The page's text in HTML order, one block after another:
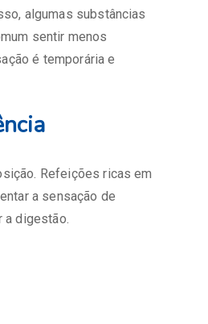
algumas substâncias
sentir menos
é temporária e
Refeições ricas em
a sensação de
a digestão.